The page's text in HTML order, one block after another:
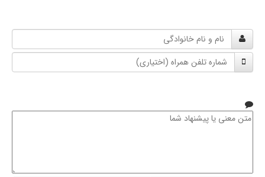
و
نام
خانوادگی
شماره
تلفن
متن